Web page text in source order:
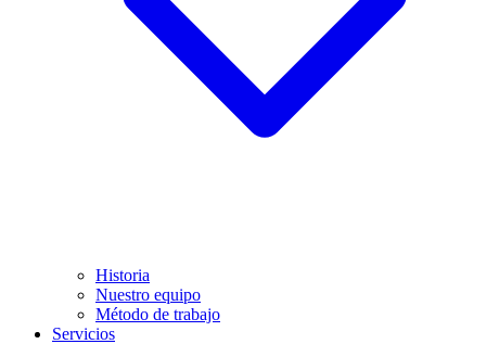
Historia
Nuestro equipo
Método de trabajo
Servicios